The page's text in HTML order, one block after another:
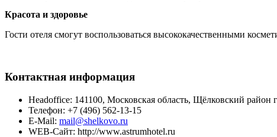
Красота и здоровье
Гости отеля смогут воспользоваться высококачественными
Контактная информация
Headoffice: 141100, Московская область, Щёлковский район
Телефон: +7 (496) 562-13-15
E-Mail: mail@shelkovo.ru
WEB-Сайт: http://www.astrumhotel.ru